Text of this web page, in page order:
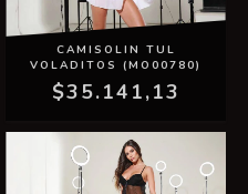
CAMISOLIN TUL
VOLADITOS (MO00780)
$35.141,13